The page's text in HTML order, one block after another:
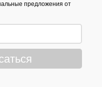
предложения от